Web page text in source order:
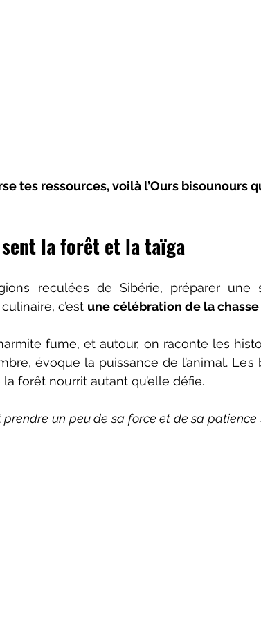
tes ressources, voilà l’Ours bisounours
sent la forêt et la taïga
reculées de Sibérie, préparer une
c’est une célébration de la
fume, et autour, on raconte les
évoque la puissance de l’animal. Les
forêt nourrit autant qu’elle défie.
prendre un peu de sa force et de sa patience